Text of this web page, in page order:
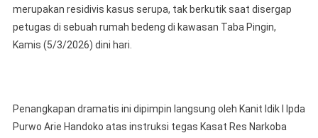
,
Satres
merupakan residivis kasus serupa, tak berkutik saat disergap
petugas di sebuah rumah bedeng di kawasan Taba Pingin,
Kamis (5/3/2026) dini hari.
Penangkapan dramatis ini dipimpin langsung oleh Kanit Idik I Ipda
Purwo Arie Handoko atas instruksi tegas Kasat Res Narkoba